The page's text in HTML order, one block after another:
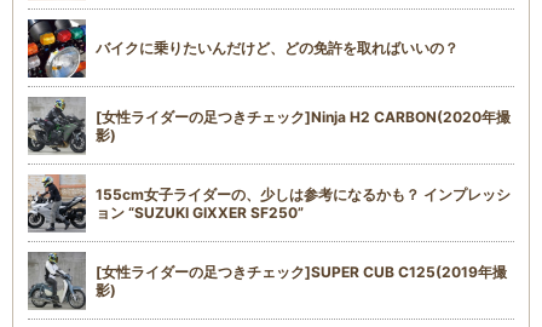
バイクに乗りたいんだけど、どの免許を取ればいいの？
[女性ライダーの足つきチェック]Ninja H2 CARBON(2020年撮
影)
155cm女子ライダーの、少しは参考になるかも？ インプレッシ
ョン “SUZUKI GIXXER SF250”
[女性ライダーの足つきチェック]SUPER CUB C125(2019年撮
影)